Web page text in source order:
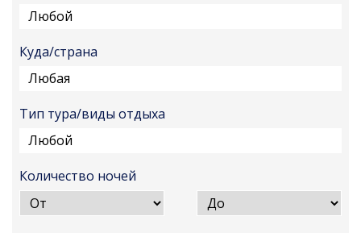
Любой
Куда/страна
Любая
Тип тура/виды отдыха
Любой
Количество ночей